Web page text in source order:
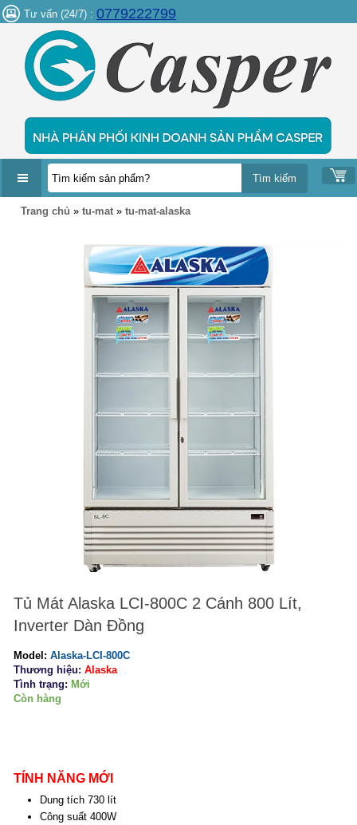
Tư vấn (24/7) : 0779222799
DANH
Trang chủ » tu-mat » tu-mat-alaska
Tủ Mát Alaska LCI-800C 2 Cánh 800 Lít,
Inverter Dàn Đồng
Model: Alaska-LCI-800C
Thương hiệu: Alaska
Tình trạng: Mới
Còn hàng
TÍNH NĂNG MỚI
Dung tích 730 lít
Công suất 400W